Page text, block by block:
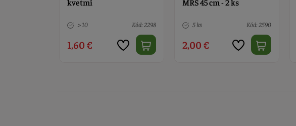
MRS 45 cm - 2 ks
5 ks Kód: 2590
2,00 €
pri tanci
7 ks Kód: 487
3,00 €
4,00 €